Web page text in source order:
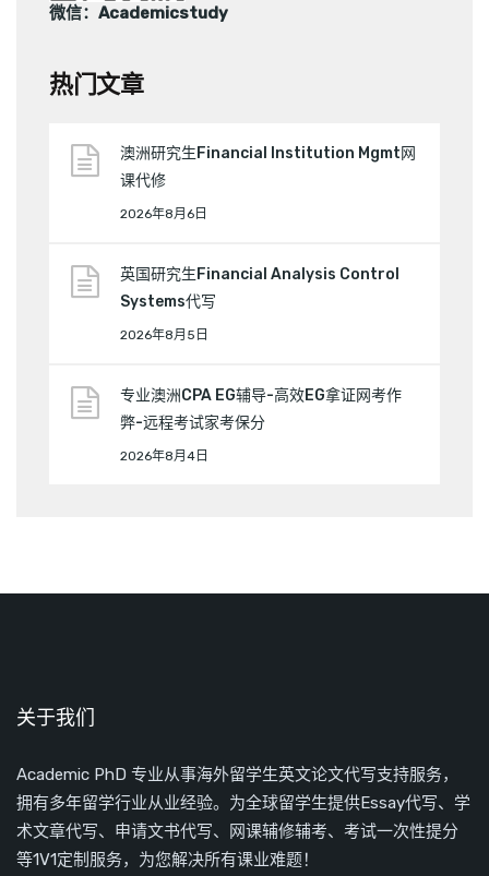
微信：Academicstudy
热门文章
澳洲研究生Financial Institution Mgmt网
课代修
2026年8月6日
英国研究生Financial Analysis Control
Systems代写
2026年8月5日
专业澳洲CPA EG辅导-高效EG拿证网考作
弊-远程考试家考保分
2026年8月4日
关于我们
Academic PhD 专业从事海外留学生英文论文代写支持服务，
拥有多年留学行业从业经验。为全球留学生提供Essay代写、学
术文章代写、申请文书代写、网课辅修辅考、考试一次性提分
等1V1定制服务，为您解决所有课业难题！